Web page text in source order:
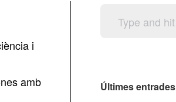
i
amb
Últimes entrades